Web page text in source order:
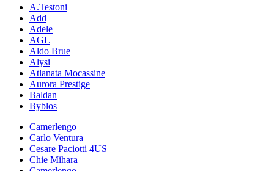
A.Testoni
Add
Adele
AGL
Aldo Brue
Alysi
Atlanata Mocassine
Aurora Prestige
Baldan
Byblos
Camerlengo
Carlo Ventura
Cesare Paciotti 4US
Chie Mihara